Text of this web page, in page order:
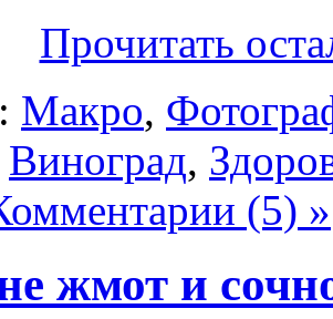
Прочитать
Макро,
Виноград,
(5) »
жмот и